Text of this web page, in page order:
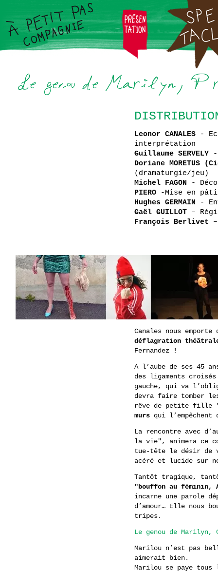
Leonor CANALES -
interprétation
Guillaume SERVELY -
Doriane MORETUS
(dramaturgie/jeu)
Michel FAGON -
PIERO
-Mise en
Hughes GERMAIN -
Gaël GUILLOT –
François Berlivet
Canales nous
déflagration
Fernandez !
A l’aube de ses 45
des ligaments
gauche, qui va
devra faire tomber
rêve de petite fille
murs qui
La rencontre avec
la vie", animera ce
tue-tête le désir de
acéré et lucide sur
Tantôt tragique,
"bouffon au féminin,
incarne une parole
d’amour… Elle nous
tripes.
Le genou de Marilyn,
Marilou n’est pas
aimerait bien.
Marilou se paye tous